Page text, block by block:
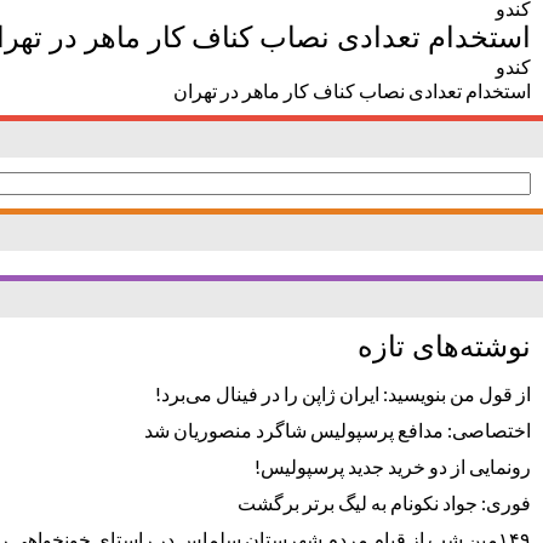
کندو
استخدام تعدادی نصاب کناف کار ماهر در
کندو
استخدام تعدادی نصاب کناف کار ماهر در تهران
جستجو
برای:
نوشته‌های تازه
از قول من بنویسید: ایران ژاپن را در فینال می‌برد!
اختصاصی: مدافع پرسپولیس شاگرد منصوریان شد
رونمایی از دو خرید جدید پرسپولیس!
فوری: جواد نکونام به لیگ برتر برگشت